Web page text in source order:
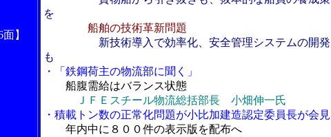
】
を
船舶の技術革新問題
新技術導入で効率化、安全管理システムの開発
も
・「鉄鋼荷主の物流部に聞く」
船腹需給はバランス状態
ＪＦＥスチール物流総括部長 小畑伸一氏
・積載トン数の正常化問題が小比加建造認定委員長が会見
年内中に８００件の表示版を配布へ